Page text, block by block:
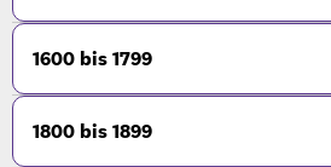
1600 bis 1799
1800 bis 1899